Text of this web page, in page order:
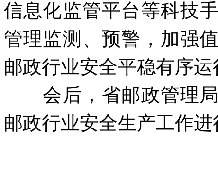
信息化监管平台等科技
管理监测、预警，加强
邮政行业安全平稳有序运
会后，省邮政管理
邮政行业安全生产工作